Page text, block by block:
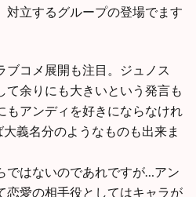
対立するグループの登場でます
ブコメ展開も注目。ジュノス
て余りにも大きいという発言も
もアンディを好きにならなけれ
義名分のようなものも出来ま
ではないのであれですが…アン
恋愛の相手役としてはキャラが